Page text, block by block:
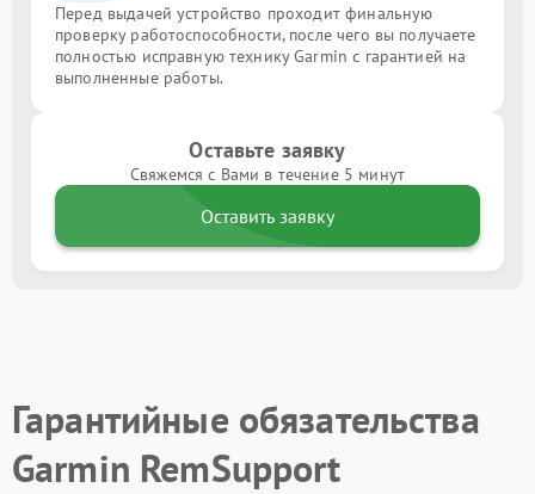
Перед выдачей устройство проходит финальную
проверку работоспособности, после чего вы получаете
полностью исправную технику Garmin с гарантией на
выполненные работы.
Оставьте заявку
Свяжемся с Вами в течение 5 минут
Оставить заявку
Гарантийные обязательства
Garmin RemSupport